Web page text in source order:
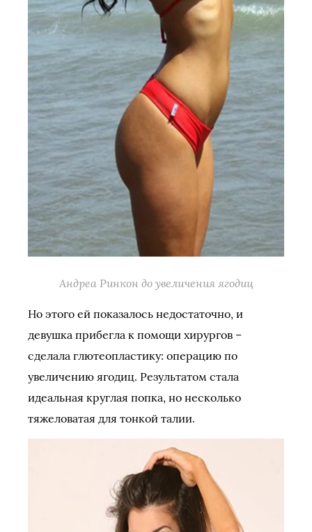
Андреа Ринкон до увеличения ягодиц
Но этого ей показалось недостаточно, и
девушка прибегла к помощи хирургов –
сделала глютеопластику: операцию по
увеличению ягодиц. Результатом стала
идеальная круглая попка, но несколько
тяжеловатая для тонкой талии.